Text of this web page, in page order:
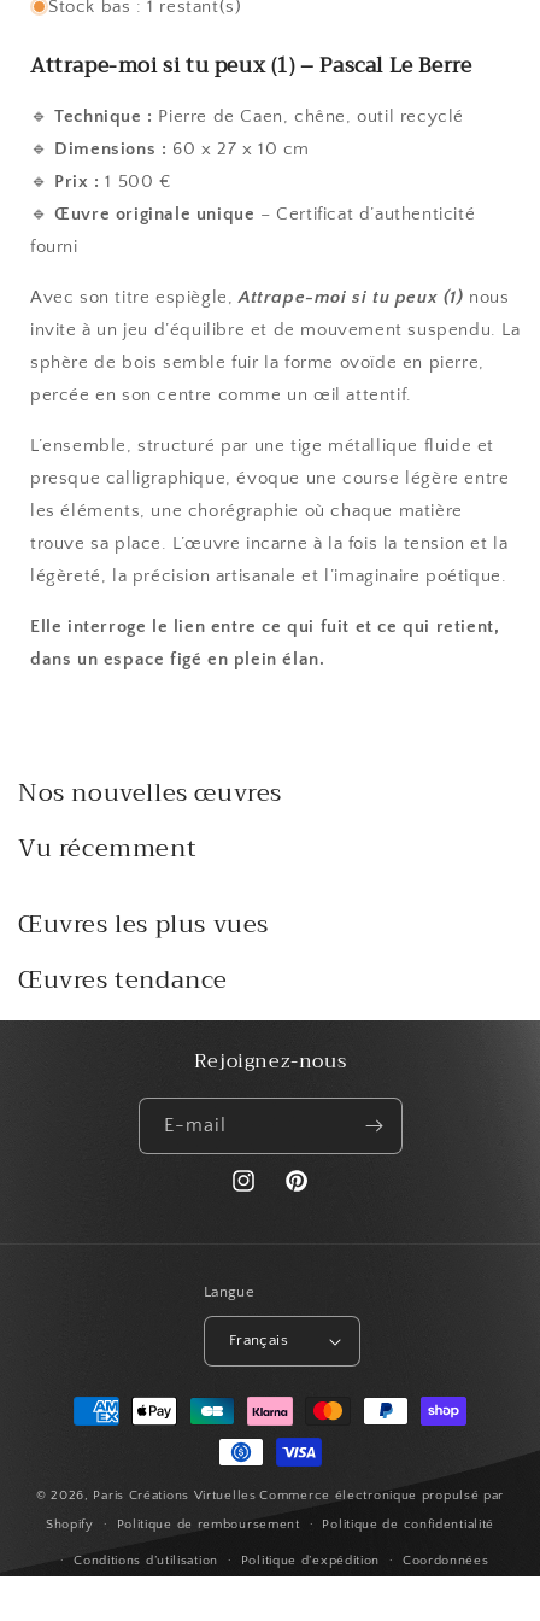
Stock bas : 1 restant(s)
Attrape-moi si tu peux (1) – Pascal Le Berre
🔹Technique : Pierre de Caen, chêne, outil recyclé
🔹 Dimensions : 60 x 27 x 10 cm
🔹 Prix : 1 500 €
🔹Œuvre originale unique – Certificat d’authenticité
fourni
Avec son titre espiègle,Attrape-moi si tu peux (1) nous
invite à un jeu d’équilibre et de mouvement suspendu. La
sphère de bois semble fuir la forme ovoïde en pierre,
percée en son centre comme un œil attentif.
L’ensemble, structuré par une tige métallique fluide et
presque calligraphique, évoque une course légère entre
les éléments, une chorégraphie où chaque matière
trouve sa place. L’œuvre incarne à la fois la tension et la
légèreté, la précision artisanale et l’imaginaire poétique.
Elle interroge le lien entre ce qui fuit et ce qui retient,
dans un espace figé en plein élan.
Nos nouvelles œuvres
Vu récemment
Œuvres les plus vues
Œuvres tendance
Rejoignez-nous
E-mail
https://www.instagram.com/
Pinterest
Langue
Français
Moyens
© 2026, Paris Créations Virtuelles Commerce électronique propulsé par
Shopify
Politique de remboursement Politique de confidentialité
Conditions d’utilisation Politique d’expédition Coordonnées